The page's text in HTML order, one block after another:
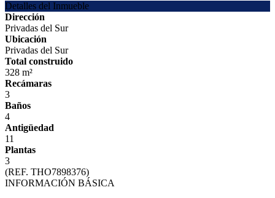
Detalles del Inmueble
Dirección
Privadas del Sur
Ubicación
Privadas del Sur
Total construido
328 m²
Recámaras
3
Baños
4
Antigüedad
11
Plantas
3
(REF. THO7898376)
INFORMACIÓN BÁSICA